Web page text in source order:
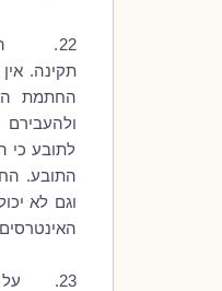
22.
תקינה.
החתמת
לתובע כי
התובע.
וגם לא
23. על